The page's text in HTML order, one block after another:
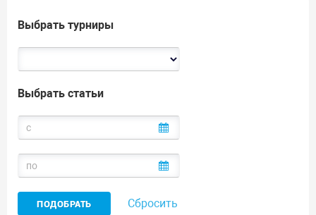
Выбрать турниры
Выбрать статьи
Сбросить